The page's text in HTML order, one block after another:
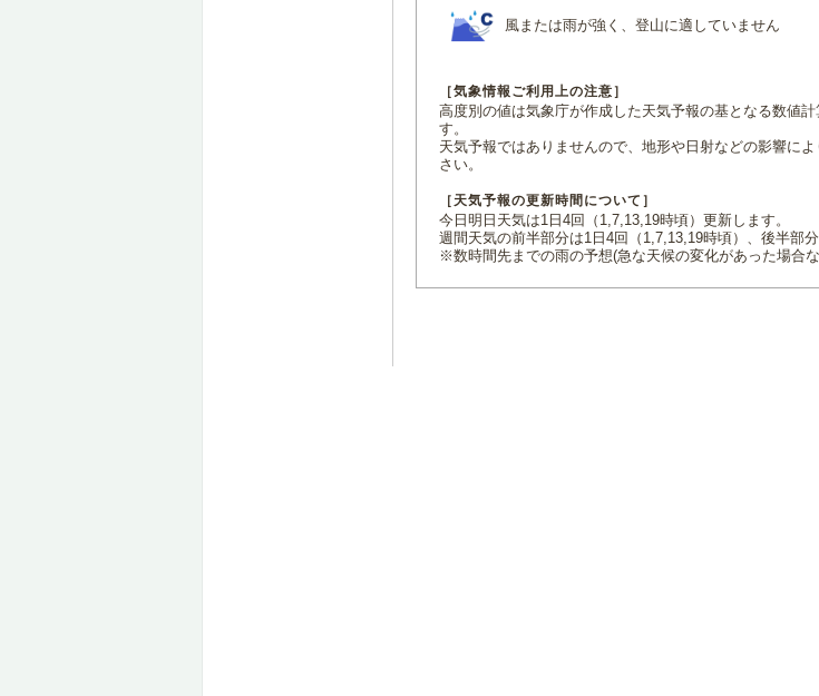
風または雨が強く、登山に適していません
［気象情報ご利用上の注意］
高度別の値は気象庁が作成した天気予報の基となる数値
す。
天気予報ではありませんので、地形や日射などの影響に
さい。
［天気予報の更新時間について］
今日明日天気は1日4回（1,7,13,19時頃）更新します。
週間天気の前半部分は1日4回（1,7,13,19時頃）、後半部
※数時間先までの雨の予想(急な天候の変化があった場合